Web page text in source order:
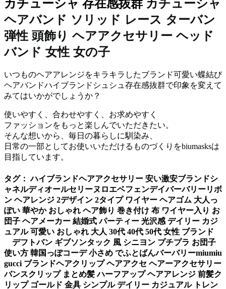
カチューシャ 存在感抜群 カチューシャ
ヘアバンド ソリッド レース ターバン
弾性 頭飾り ヘアアクセサリー ヘッド
バンド 女性 女の子
いつものヘアアレンジをキラキラしたブランド可愛い蝶結び
ヘアバンドハイブランドシュシュ存在感抜群で印象を変えて
みてはいかがでしょうか？
使いやすく、合わせやすく、お求めやすく
ファッションをもっと楽しんでいただきたい。
そんな想いから、毎日の暮らしに馴染み、
日常の一部としてお使いいただけるものづくりをbiumasksは
目指しています。
タグ： ハイブランドヘアアクセサリー 安い激安ブランドシ
ャネルディオールセリーヌロエベフェンデイバーバリーリボ
ン ヘアレンジ 2デザイン 2タイプ ワイヤー ヘアゴム 大人っ
ぽい 華やか おしゃれ ヘア飾り 巻き付け 布 ワイヤー入り お
団子 ヘアメーカー 結婚式 パーティー 光沢感 デイリー カジ
ュアル 可愛い おしゃれ 大人 30代 40代 50代 女性 ブランド
デフトバン ギブソンタック 風 シニヨン プチプラ お団子
使い方 韓国っぽコーデ 小さめ でふとばんバーバリーmiumiu
gucci ブランドヘアクリップ ヘアアクセ ヘアーアクセサリー
バンスクリップ まとめ髪 ハーフアップ ヘアアレンジ 前髪ク
リップ ゴールド 金具 シンプル デイリー カジュアル トレン